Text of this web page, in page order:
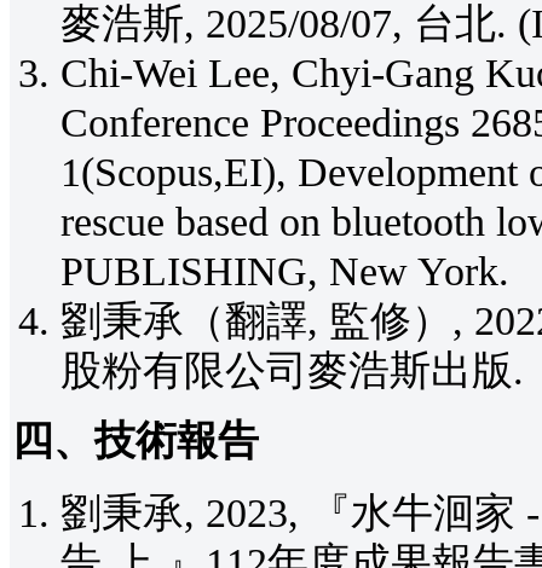
麥浩斯, 2025/08/07, 台北.
Chi-Wei Lee, Chyi-Gang
Conference Proceedings
1(Scopus,EI),
rescue based on bluetooth
PUBLISHING, New York.
劉秉承（翻譯, 監修）,
股粉有限公司麥浩斯出版.
四、技術報告
劉秉承, 2023, 『水牛洄家